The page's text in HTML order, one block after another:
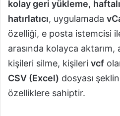
kolay geri yükleme,
hatırlatıcı, uygulamada
özelliği, e posta istemcisi
arasında kolayca
kişileri silme, kişileri vcf
CSV (Excel) dosyası
özelliklere sahiptir.